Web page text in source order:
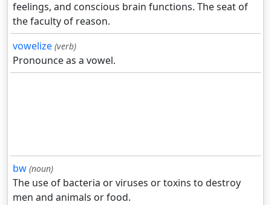
feelings, and conscious brain functions. The seat of
the faculty of reason.
vowelize (verb)
Pronounce as a vowel.
bw (noun)
The use of bacteria or viruses or toxins to destroy
men and animals or food.